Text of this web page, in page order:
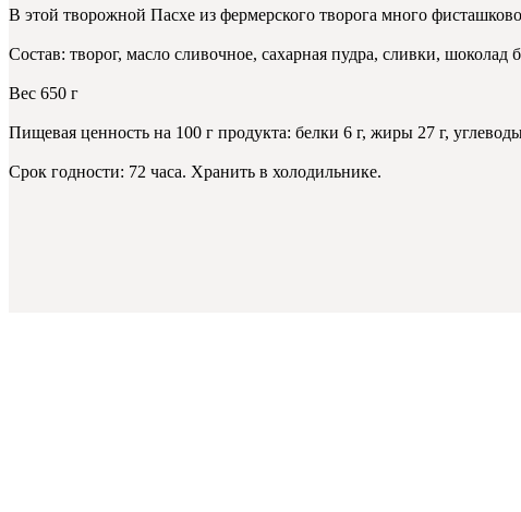
В этой творожной Пасхе из фермерского творога много
Состав: творог, масло сливочное, сахарная пудра, сливки,
Вес 650 г
Пищевая ценность на 100 г продукта: белки 6 г, жиры 27 г,
Срок годности: 72 часа. Хранить в холодильнике.